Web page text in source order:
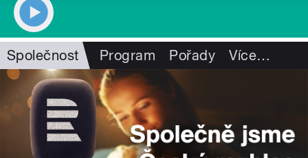
Společnost Program Pořady Více…